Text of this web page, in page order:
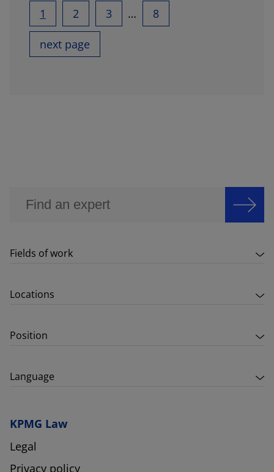
1 2 3 … 8
next page
Fields of work
Locations
Position
Language
KPMG Law
Legal
Privacy policy